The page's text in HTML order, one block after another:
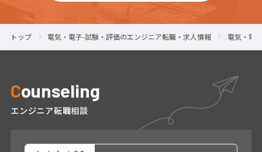
トップ 電気・電子-試験・評価のエンジニア転職・求人情報 電気・電
Counseling
エンジニア転職相談